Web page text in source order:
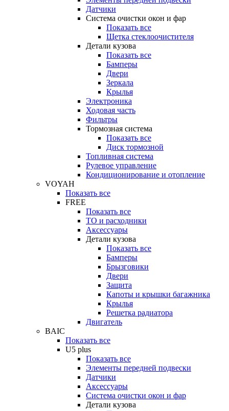
Датчики
Система очистки окон и фар
Показать все
Щетка стеклоочистителя
Детали кузова
Показать все
Бамперы
Двери
Зеркала
Крылья
Электроника
Ходовая часть
Фильтры
Тормозная система
Показать все
Диск тормозной
Топливная система
Рулевое управление
Кондиционирование и отопление
VOYAH
Показать все
FREE
Показать все
ТО и расходники
Аксессуары
Детали кузова
Показать все
Бамперы
Брызговики
Двери
Защита
Капоты и крышки багажника
Крылья
Решетка радиатора
Двигатель
BAIC
Показать все
U5 plus
Показать все
Элементы передней подвески
Датчики
Аксессуары
Система очистки окон и фар
Детали кузова